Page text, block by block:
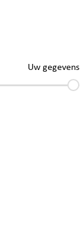
Uw gegevens